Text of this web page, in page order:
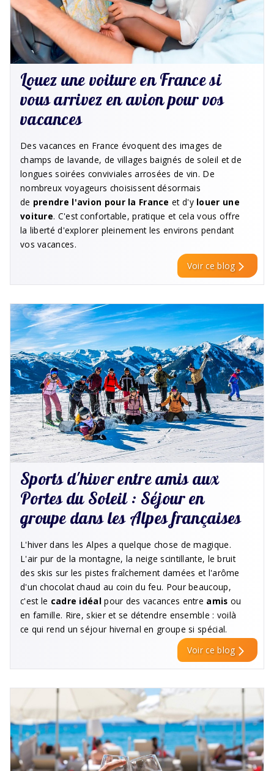
Louez une voiture en France si
vous arrivez en avion pour vos
vacances
Des vacances en France évoquent des images de
champs de lavande, de villages baignés de soleil et de
longues soirées conviviales arrosées de vin. De
nombreux voyageurs choisissent désormais
de prendre l'avion pour la France et d'y louer une
voiture. C'est confortable, pratique et cela vous offre
la liberté d'explorer pleinement les environs pendant
vos vacances.
Voir ce blog
Sports d'hiver entre amis aux
Portes du Soleil : Séjour en
groupe dans les Alpes françaises
L'hiver dans les Alpes a quelque chose de magique.
L'air pur de la montagne, la neige scintillante, le bruit
des skis sur les pistes fraîchement damées et l'arôme
d'un chocolat chaud au coin du feu. Pour beaucoup,
c'est le cadre idéal pour des vacances entre amis ou
en famille. Rire, skier et se détendre ensemble : voilà
ce qui rend un séjour hivernal en groupe si spécial.
Voir ce blog